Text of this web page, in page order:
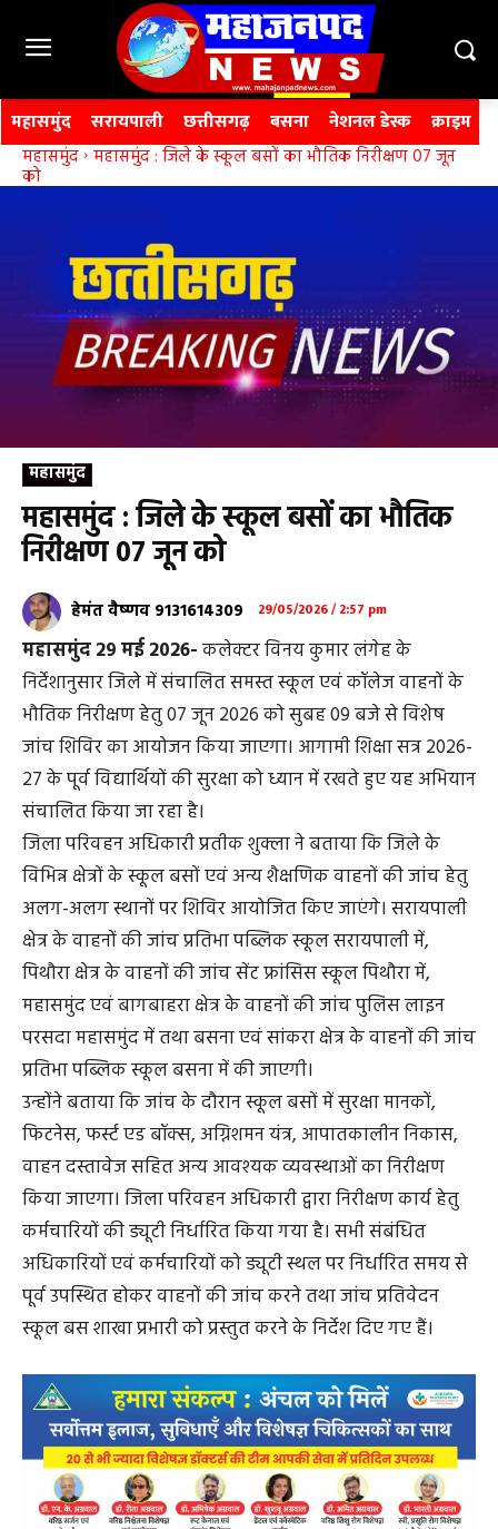
महासमुंद सरायपाली छत्तीसगढ़ बसना नेशनल डेस्क क्राइम
महासमुंद महासमुंद : जिले के स्कूल बसों का भौतिक निरीक्षण 07 जून
को
महासमुंद
महासमुंद : जिले के स्कूल बसों का भौतिक
निरीक्षण 07 जून को
हेमंत वैष्णव 9131614309 29/05/2026 / 2:57 pm
महासमुंद 29 मई 2026-कलेक्टर विनय कुमार लंगेह के
निर्देशानुसार जिले में संचालित समस्त स्कूल एवं कॉलेज वाहनों के
भौतिक निरीक्षण हेतु 07 जून 2026 को सुबह 09 बजे से विशेष
जांच शिविर का आयोजन किया जाएगा। आगामी शिक्षा सत्र 2026-
27 के पूर्व विद्यार्थियों की सुरक्षा को ध्यान में रखते हुए यह अभियान
संचालित किया जा रहा है।
जिला परिवहन अधिकारी प्रतीक शुक्ला ने बताया कि जिले के
विभिन्न क्षेत्रों के स्कूल बसों एवं अन्य शैक्षणिक वाहनों की जांच हेतु
अलग-अलग स्थानों पर शिविर आयोजित किए जाएंगे। सरायपाली
क्षेत्र के वाहनों की जांच प्रतिभा पब्लिक स्कूल सरायपाली में,
पिथौरा क्षेत्र के वाहनों की जांच सेंट फ्रांसिस स्कूल पिथौरा में,
महासमुंद एवं बागबाहरा क्षेत्र के वाहनों की जांच पुलिस लाइन
परसदा महासमुंद में तथा बसना एवं सांकरा क्षेत्र के वाहनों की जांच
प्रतिभा पब्लिक स्कूल बसना में की जाएगी।
उन्होंने बताया कि जांच के दौरान स्कूल बसों में सुरक्षा मानकों,
फिटनेस, फर्स्ट एड बॉक्स, अग्निशमन यंत्र, आपातकालीन निकास,
वाहन दस्तावेज सहित अन्य आवश्यक व्यवस्थाओं का निरीक्षण
किया जाएगा। जिला परिवहन अधिकारी द्वारा निरीक्षण कार्य हेतु
कर्मचारियों की ड्यूटी निर्धारित किया गया है। सभी संबंधित
अधिकारियों एवं कर्मचारियों को ड्यूटी स्थल पर निर्धारित समय से
पूर्व उपस्थित होकर वाहनों की जांच करने तथा जांच प्रतिवेदन
स्कूल बस शाखा प्रभारी को प्रस्तुत करने के निर्देश दिए गए हैं।